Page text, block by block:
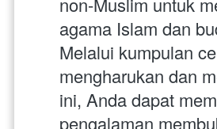
agama Islam dan
Melalui kumpulan
mengharukan dan
ini, Anda dapat
pengalaman